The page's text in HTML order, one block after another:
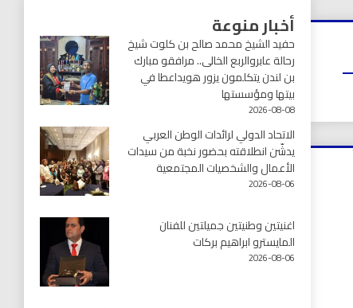
أخبار منوعة
حفيد الشيخ محمد صالح بن كلوت شيخ
رحالة عابروالربع الخالى.. مرافقو مبارك
بن لندن يتكلمون يزور هويداعطا في
بيتها ومؤسستها
2026-08-08
الاتحاد الدولي لرائدات الوطن العربي
يدشّن انطلاقته بحضور نخبة من سيدات
الأعمال والشخصيات المجتمعية
2026-08-06
اغنيتين وطنيتين جميلتين للفنان
المايسترو ابراهيم بركات
2026-08-06